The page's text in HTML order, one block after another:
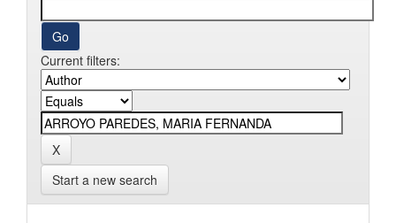
Current filters:
Start a new search